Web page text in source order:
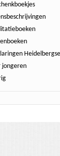
jongeren